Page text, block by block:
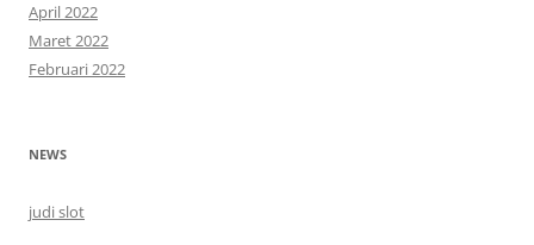
April 2022
Maret 2022
Februari 2022
NEWS
judi slot